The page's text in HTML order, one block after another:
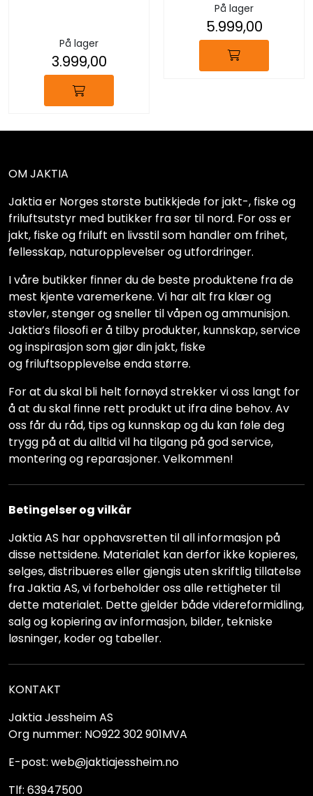
På lager
3.999,00
På lager
5.999,00
OM JAKTIA
Jaktia er Norges største butikkjede for jakt-, fiske og
friluftsutstyr med butikker fra sør til nord. For oss er
jakt, fiske og friluft en livsstil som handler om frihet,
fellesskap, naturopplevelser og utfordringer.
I våre butikker finner du de beste produktene fra de
mest kjente varemerkene. Vi har alt fra klær og
støvler, stenger og sneller til våpen og ammunisjon.
Jaktia’s filosofi er å tilby produkter, kunnskap, service
og inspirasjon som gjør din jakt, fiske
og friluftsopplevelse enda større.
For at du skal bli helt fornøyd strekker vi oss langt for
å at du skal finne rett produkt ut ifra dine behov. Av
oss får du råd, tips og kunnskap og du kan føle deg
trygg på at du alltid vil ha tilgang på god service,
montering og reparasjoner. Velkommen!
Betingelser og vilkår
Jaktia AS har opphavsretten til all informasjon på
disse nettsidene. Materialet kan derfor ikke kopieres,
selges, distribueres eller gjengis uten skriftlig tillatelse
fra Jaktia AS, vi forbeholder oss alle rettigheter til
dette materialet. Dette gjelder både videreformidling,
salg og kopiering av informasjon, bilder, tekniske
løsninger, koder og tabeller.
KONTAKT
Jaktia Jessheim AS
Org nummer: NO922 302 901MVA
E-post: web@jaktiajessheim.no
Tlf: 63947500